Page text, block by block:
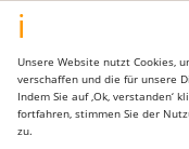
Unsere Website nutzt Cookies,
verschaffen und die für unsere
Indem Sie auf ‚Ok, verstanden‘
fortfahren, stimmen Sie der
zu.